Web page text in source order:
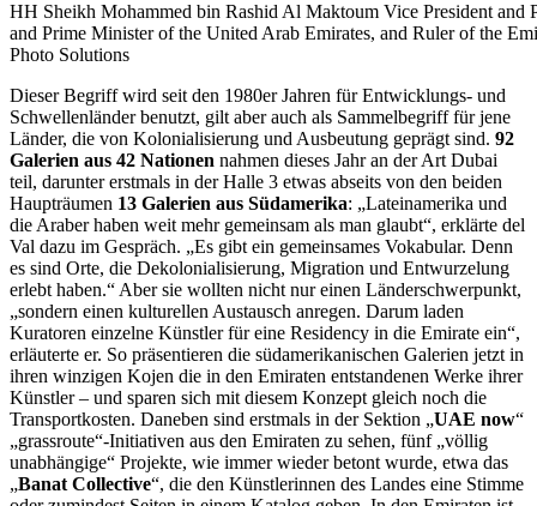
HH Sheikh Mohammed bin Rashid Al Maktoum Vice President and
and Prime Minister of the United Arab Emirates, and Ruler of the
Photo Solutions
Dieser Begriff wird seit den 1980er Jahren für Entwicklungs- und
Schwellenländer benutzt, gilt aber auch als Sammelbegriff für jene
Länder, die von Kolonialisierung und Ausbeutung geprägt sind. 92
Galerien aus 42 Nationen nahmen dieses Jahr an der Art Dubai
teil, darunter erstmals in der Halle 3 etwas abseits von den beiden
Haupträumen 13 Galerien aus Südamerika: „Lateinamerika und
die Araber haben weit mehr gemeinsam als man glaubt“, erklärte del
Val dazu im Gespräch. „Es gibt ein gemeinsames Vokabular. Denn
es sind Orte, die Dekolonialisierung, Migration und Entwurzelung
erlebt haben.“ Aber sie wollten nicht nur einen Länderschwerpunkt,
„sondern einen kulturellen Austausch anregen. Darum laden
Kuratoren einzelne Künstler für eine Residency in die Emirate ein“,
erläuterte er. So präsentieren die südamerikanischen Galerien jetzt in
ihren winzigen Kojen die in den Emiraten entstandenen Werke ihrer
Künstler – und sparen sich mit diesem Konzept gleich noch die
Transportkosten. Daneben sind erstmals in der Sektion „UAE now“
„grassroute“-Initiativen aus den Emiraten zu sehen, fünf „völlig
unabhängige“ Projekte, wie immer wieder betont wurde, etwa das
„Banat Collective“, die den Künstlerinnen des Landes eine Stimme